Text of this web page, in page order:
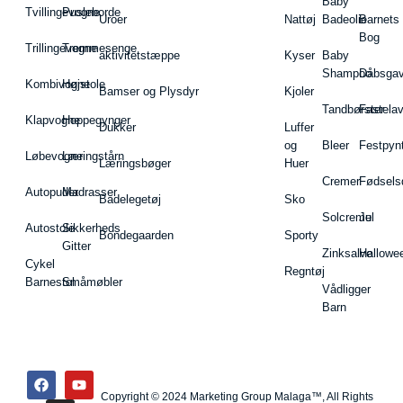
Tvillingevogne
Trillingevogne
Kombivogne
Klapvogne
Løbevogne
Autopuder
Autostole
Cykel
Barnestol
Pusleborde
Tremmesenge
Højstole
Hoppegynger
Læringstårn
Madrasser
Sikkerheds
Gitter
Småmøbler
Uroer
aktivitetstæppe
Bamser og Plysdyr
Dukker
Læringsbøger
Badelegetøj
Bondegaarden
Nattøj
Kyser
Kjoler
Luffer
og
Huer
Sko
Sporty
Regntøj
Badeolie
Baby
Shampoo
Tandbørster
Bleer
Cremer
Solcreme
Zinksalve
Vådligger
Barn
Barnets
Bog
Jul
Copyright © 2024 Marketing Group Malaga™, All Rights